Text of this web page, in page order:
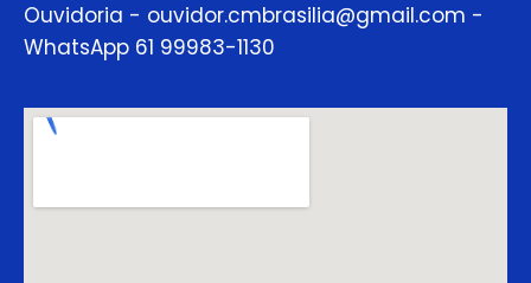
Ouvidoria - ouvidor.cmbrasilia@gmail.com -
WhatsApp 61 99983-1130